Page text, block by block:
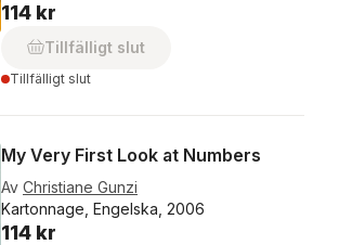
114 kr
Tillfälligt slut
Tillfälligt slut
My Very First Look at Numbers
Av Christiane Gunzi
Kartonnage, Engelska, 2006
114 kr